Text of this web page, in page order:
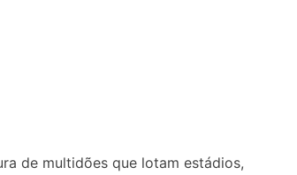
de multidões que lotam estádios,